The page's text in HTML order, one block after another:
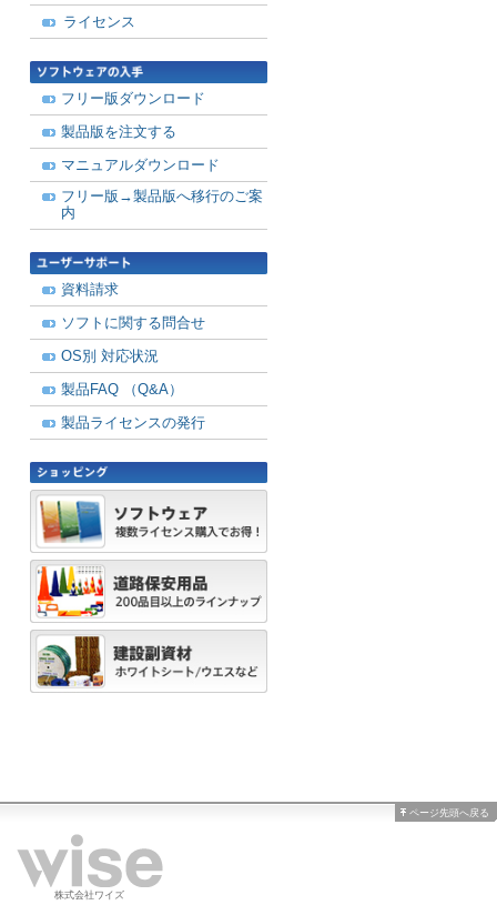
ライセンス
フリー版ダウンロード
製品版を注文する
マニュアルダウンロード
フリー版→製品版へ移行のご案
内
資料請求
ソフトに関する問合せ
OS別 対応状況
製品FAQ （Q&A）
製品ライセンスの発行
ページ先頭へ戻る
株式会社ワイズ